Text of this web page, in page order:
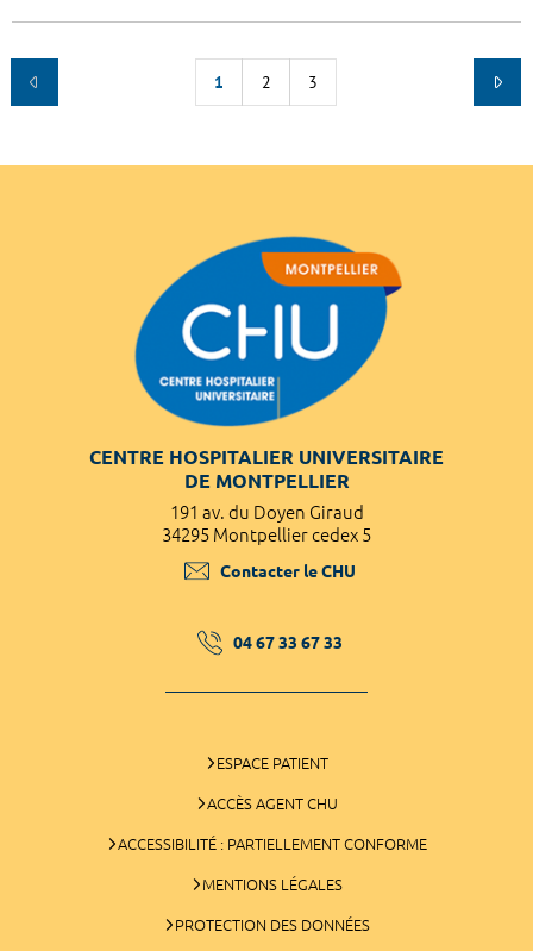
1 2 3
CENTRE HOSPITALIER UNIVERSITAIRE
DE MONTPELLIER
191 av. du Doyen Giraud
34295 Montpellier cedex 5
Contacter le CHU
04 67 33 67 33
ESPACE PATIENT
ACCÈS AGENT CHU
ACCESSIBILITÉ : PARTIELLEMENT CONFORME
MENTIONS LÉGALES
PROTECTION DES DONNÉES